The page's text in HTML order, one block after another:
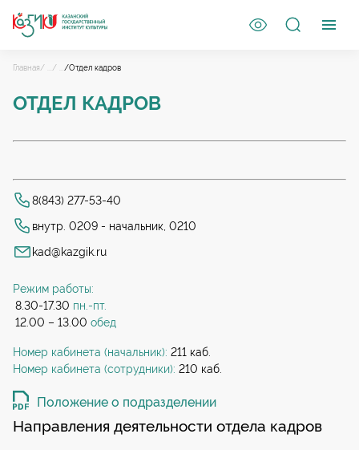
Главная/ ... / ... /Отдел кадров
ОТДЕЛ КАДРОВ
8(843) 277-53-40
внутр. 0209 - начальник, 0210
kad@kazgik.ru
Режим работы:
8.30-17.30 пн.-пт.
12.00 – 13.00 обед
Номер кабинета (начальник): 211 каб.
Номер кабинета (сотрудники): 210 каб.
Положение о подразделении
Направления деятельности отдела кадров